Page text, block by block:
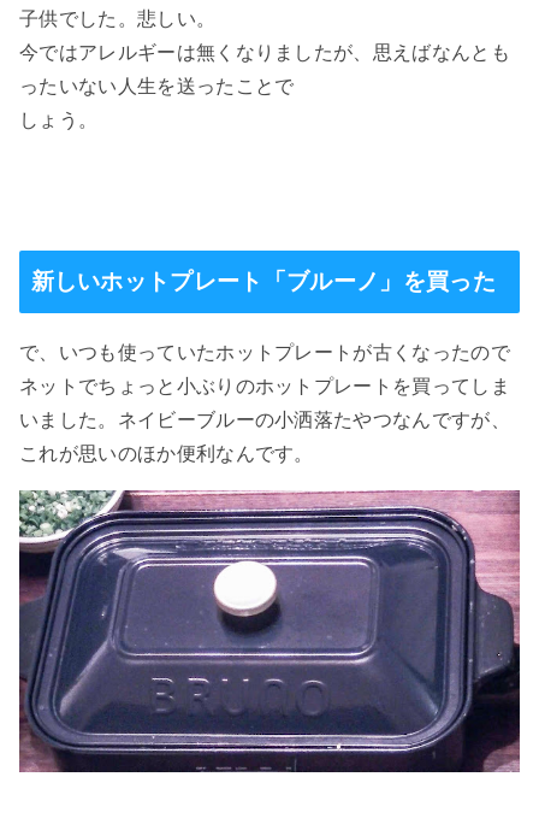
子供でした。悲しい。
今ではアレルギーは無くなりましたが、思えばなんとも
ったいない人生を送ったことで
しょう。
新しいホットプレート「ブルーノ」を買った
で、いつも使っていたホットプレートが古くなったので
ネットでちょっと小ぶりのホットプレートを買ってしま
いました。 ネイビーブルーの小洒落たやつなんですが、
これが思いのほか便利なんです。